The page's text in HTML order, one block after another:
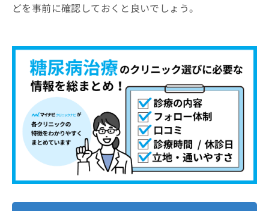
どを事前に確認しておくと良いでしょう。